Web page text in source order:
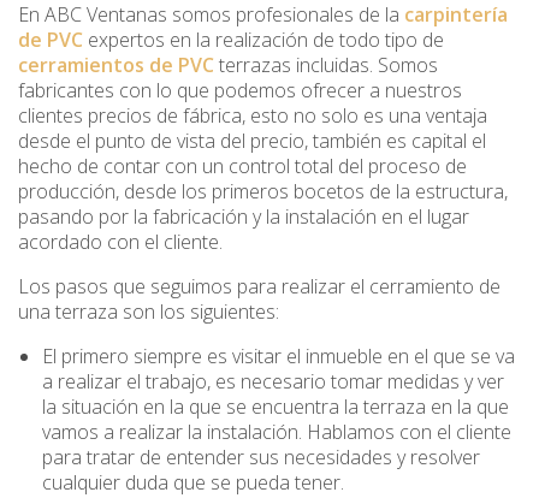
En ABC Ventanas somos profesionales de la carpintería
de PVC expertos en la realización de todo tipo de
cerramientos de PVC terrazas incluidas. Somos
fabricantes con lo que podemos ofrecer a nuestros
clientes precios de fábrica, esto no solo es una ventaja
desde el punto de vista del precio, también es capital el
hecho de contar con un control total del proceso de
producción, desde los primeros bocetos de la estructura,
pasando por la fabricación y la instalación en el lugar
acordado con el cliente.
Los pasos que seguimos para realizar el cerramiento de
una terraza son los siguientes:
El primero siempre es visitar el inmueble en el que se va
a realizar el trabajo, es necesario tomar medidas y ver
la situación en la que se encuentra la terraza en la que
vamos a realizar la instalación. Hablamos con el cliente
para tratar de entender sus necesidades y resolver
cualquier duda que se pueda tener.